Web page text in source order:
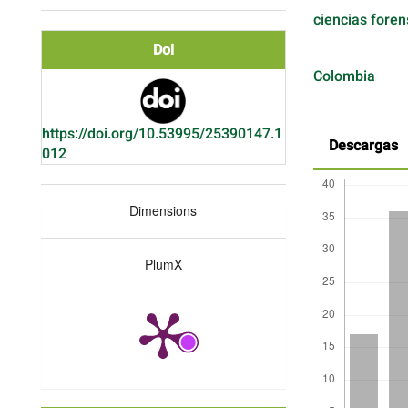
Doi
https://doi.org/10.53995/25390147.1
012
Dimensions
PlumX
ciencias
Colombia
Descargas